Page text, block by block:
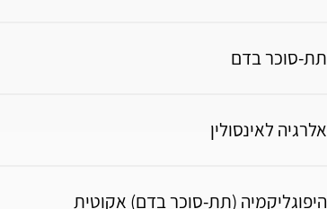
תת-סוכר בדם
אלרגיה לאינסולין
היפוגליקמיה (תת-סוכר בדם) אקוטית